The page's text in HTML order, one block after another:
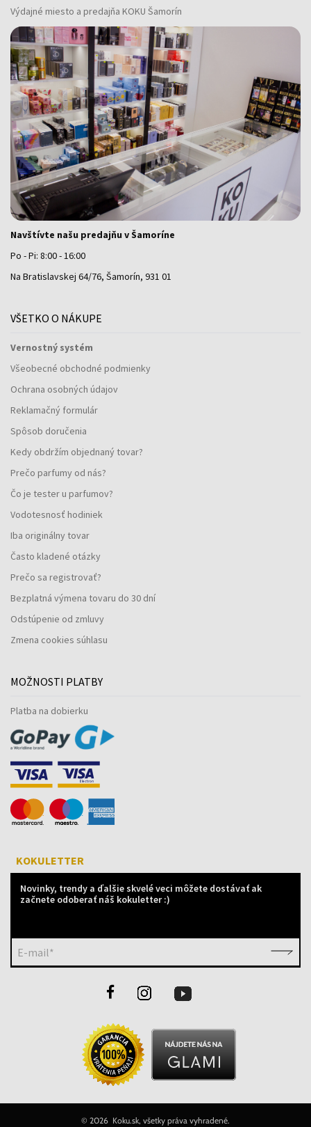
Výdajné miesto a predajňa KOKU Šamorín
Navštívte našu predajňu v Šamoríne
Po - Pi: 8:00 - 16:00
Na Bratislavskej 64/76, Šamorín, 931 01
VŠETKO O NÁKUPE
Vernostný systém
Všeobecné obchodné podmienky
Ochrana osobných údajov
Reklamačný formulár
Spôsob doručenia
Kedy obdržím objednaný tovar?
Prečo parfumy od nás?
Čo je tester u parfumov?
Vodotesnosť hodiniek
Iba originálny tovar
Často kladené otázky
Prečo sa registrovať?
Bezplatná výmena tovaru do 30 dní
Odstúpenie od zmluvy
Zmena cookies súhlasu
MOŽNOSTI PLATBY
Platba na dobierku
KOKULETTER
Novinky, trendy a ďalšie skvelé veci môžete dostávať ak
začnete odoberať náš kokuletter :)
E-mail*
© 2026 Koku.sk, všetky práva vyhradené.